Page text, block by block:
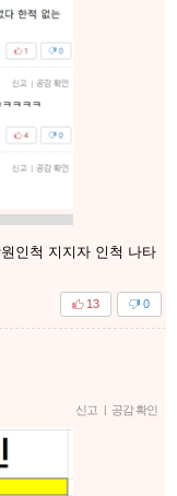
인척 지지자 인척 나타
0
13
신고 | 공감 확인